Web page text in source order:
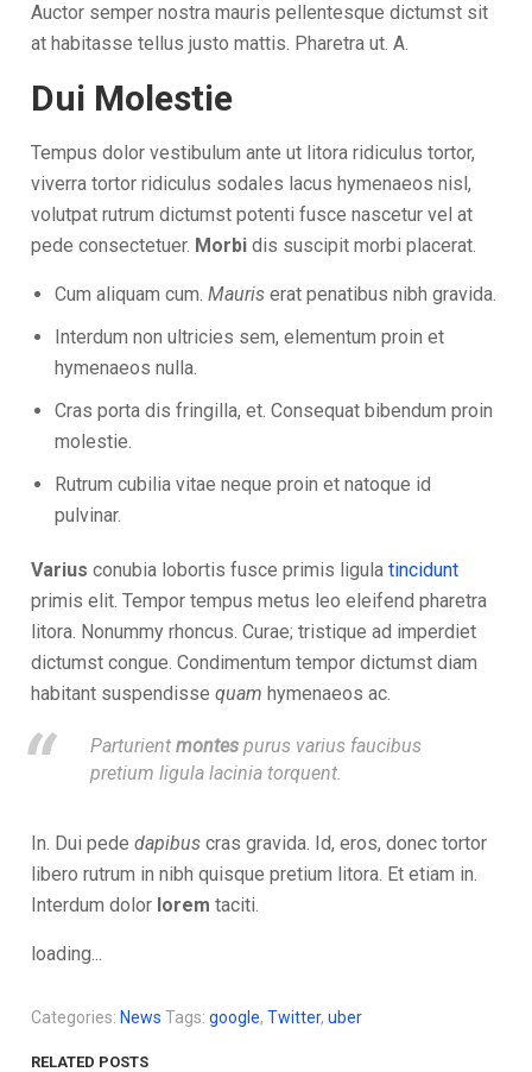
Auctor semper nostra mauris pellentesque dictumst sit
at habitasse tellus justo mattis. Pharetra ut. A.
Dui Molestie
Tempus dolor vestibulum ante ut litora ridiculus tortor,
viverra tortor ridiculus sodales lacus hymenaeos nisl,
volutpat rutrum dictumst potenti fusce nascetur vel at
pede consectetuer. Morbi dis suscipit morbi placerat.
Cum aliquam cum.Mauris erat penatibus nibh gravida.
Interdum non ultricies sem, elementum proin et
hymenaeos nulla.
Cras porta dis fringilla, et. Consequat bibendum proin
molestie.
Rutrum cubilia vitae neque proin et natoque id
pulvinar.
Varius conubia lobortis fusce primis ligulatincidunt
primis elit. Tempor tempus metus leo eleifend pharetra
litora. Nonummy rhoncus. Curae; tristique ad imperdiet
dictumst congue. Condimentum tempor dictumst diam
habitant suspendissequam hymenaeos ac.
Parturientmontes purus varius faucibus
pretium ligula lacinia torquent.
In. Dui pededapibus cras gravida. Id, eros, donec tortor
libero rutrum in nibh quisque pretium litora. Et etiam in.
Interdum dolor lorem taciti.
loading...
Categories: News Tags:google,Twitter,uber
RELATED POSTS